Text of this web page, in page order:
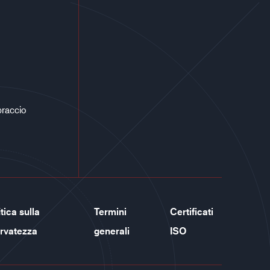
sulla
Termini
generali
Certificati
ISO